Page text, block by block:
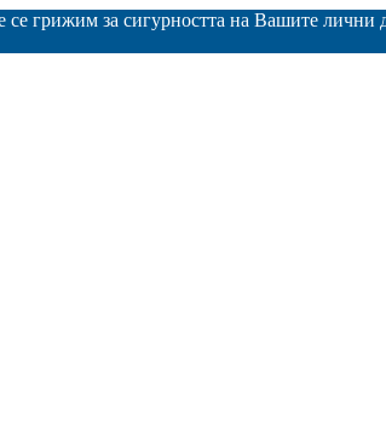
грижим за сигурността на Вашите